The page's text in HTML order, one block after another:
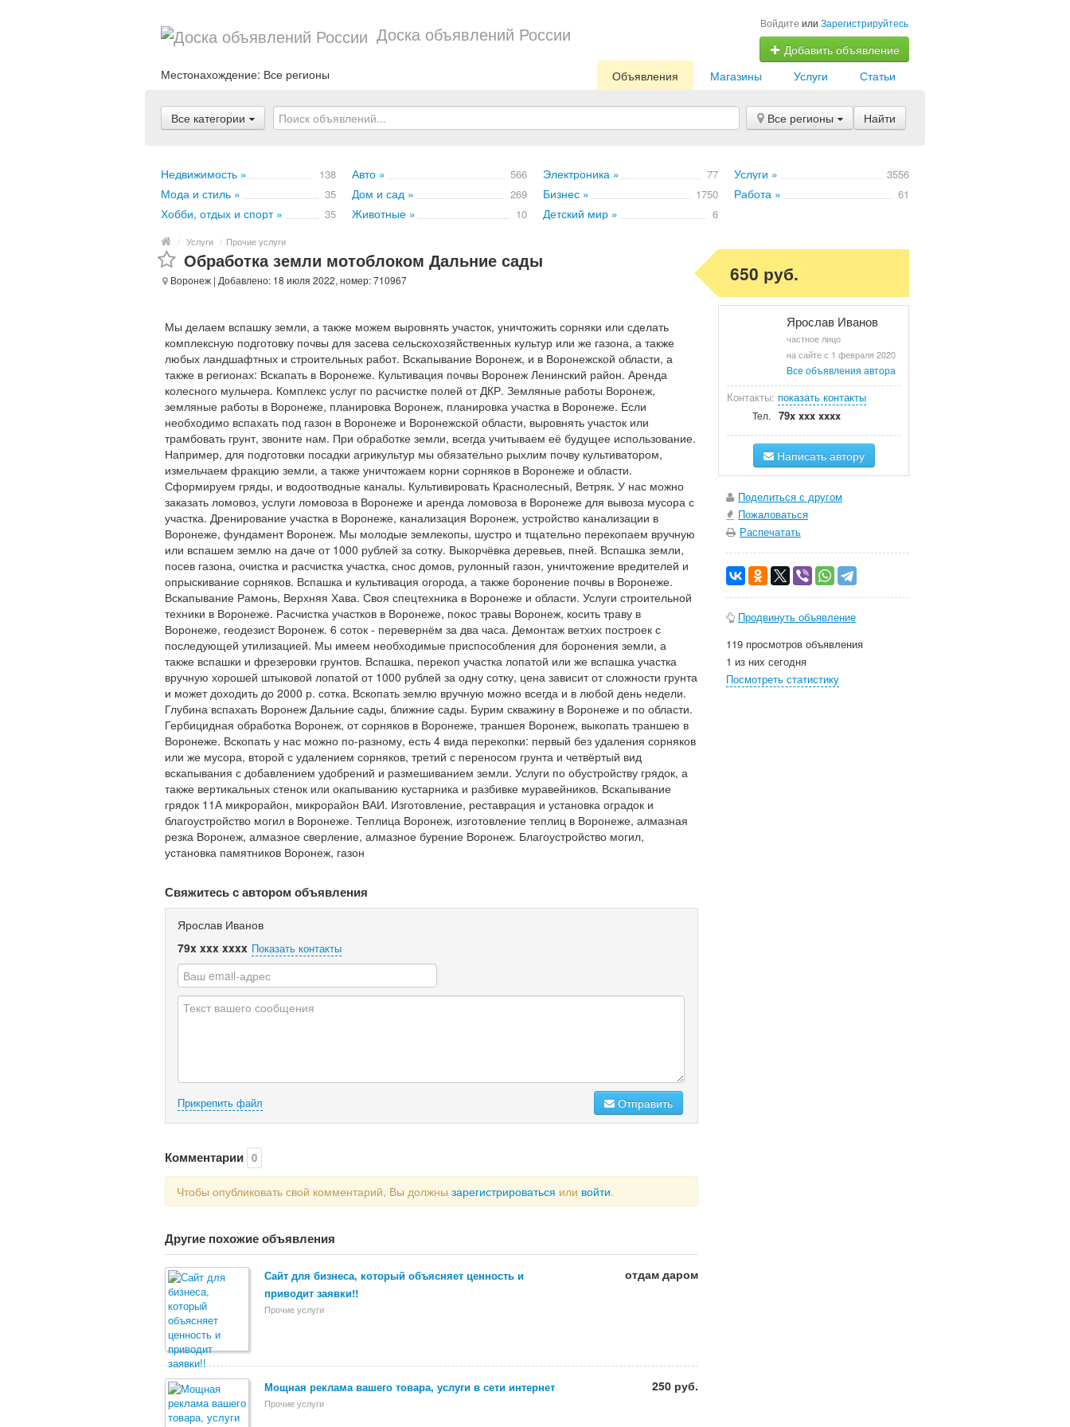
Доска объявлений России Войдите или Зарегистрируйтесь
Добавить объявление
Местонахождение: Все регионы Статьи
Услуги
Магазины
Объявления
Все категории Все регионы Найти
Недвижимость » 138 Авто » 566 Электроника » 77 Услуги » 3556
Мода и стиль » 35 Дом и сад » 269 Бизнес » 1750 Работа » 61
Хобби, отдых и спорт » 35 Животные » 10 Детский мир » 6
/ Услуги / Прочие услуги
Обработка земли мотоблоком Дальние сады
Воронеж | Добавлено: 18 июля 2022, номер: 710967
Мы делаем вспашку земли, а также можем выровнять участок, уничтожить сорняки или сделать
комплексную подготовку почвы для засева сельскохозяйственных культур или же газона, а также
любых ландшафтных и строительных работ. Вскапывание Воронеж, и в Воронежской области, а
также в регионах: Вскапать в Воронеже. Культивация почвы Воронеж Ленинский район. Аренда
колесного мульчера. Комплекс услуг по расчистке полей от ДКР. Земляные работы Воронеж,
земляные работы в Воронеже, планировка Воронеж, планировка участка в Воронеже. Если
необходимо вспахать под газон в Воронеже и Воронежской области, выровнять участок или
трамбовать грунт, звоните нам. При обработке земли, всегда учитываем её будущее использование.
Например, для подготовки посадки агрикультур мы обязательно рыхлим почву культиватором,
измельчаем фракцию земли, а также уничтожаем корни сорняков в Воронеже и области.
Сформируем гряды, и водоотводные каналы. Культивировать Краснолесный, Ветряк. У нас можно
заказать ломовоз, услуги ломовоза в Воронеже и аренда ломовоза в Воронеже для вывоза мусора с
участка. Дренирование участка в Воронеже, канализация Воронеж, устройство канализации в
Воронеже, фундамент Воронеж. Мы молодые землекопы, шустро и тщательно перекопаем вручную
или вспашем землю на даче от 1000 рублей за сотку. Выкорчёвка деревьев, пней. Вспашка земли,
посев газона, очистка и расчистка участка, снос домов, рулонный газон, уничтожение вредителей и
опрыскивание сорняков. Вспашка и культивация огорода, а также боронение почвы в Воронеже.
Вскапывание Рамонь, Верхняя Хава. Своя спецтехника в Воронеже и области. Услуги строительной
техники в Воронеже. Расчистка участков в Воронеже, покос травы Воронеж, косить траву в
Воронеже, геодезист Воронеж. 6 соток - перевернём за два часа. Демонтаж ветхих построек с
последующей утилизацией. Мы имеем необходимые приспособления для боронения земли, а
также вспашки и фрезеровки грунтов. Вспашка, перекоп участка лопатой или же вспашка участка
вручную хорошей штыковой лопатой от 1000 рублей за одну сотку, цена зависит от сложности грунта
и может доходить до 2000 р. сотка. Вскопать землю вручную можно всегда и в любой день недели.
Глубина вспахать Воронеж Дальние сады, ближние сады. Бурим скважину в Воронеже и по области.
Гербицидная обработка Воронеж, от сорняков в Воронеже, траншея Воронеж, выкопать траншею в
Воронеже. Вскопать у нас можно по-разному, есть 4 вида перекопки: первый без удаления сорняков
или же мусора, второй с удалением сорняков, третий с переносом грунта и четвёртый вид
вскапывания с добавлением удобрений и размешиванием земли. Услуги по обустройству грядок, а
также вертикальных стенок или окапыванию кустарника и разбивке муравейников. Вскапывание
грядок 11А микрорайон, микрорайон ВАИ. Изготовление, реставрация и установка оградок и
благоустройство могил в Воронеже. Теплица Воронеж, изготовление теплиц в Воронеже, алмазная
резка Воронеж, алмазное сверление, алмазное бурение Воронеж. Благоустройство могил,
установка памятников Воронеж, газон
Свяжитесь с автором объявления
Ярослав Иванов
79x xxx xxxx Показать контакты
Прикрепить файл Отправить
Комментарии 0
Чтобы опубликовать свой комментарий, Вы должны зарегистрироваться или войти.
Другие похожие объявления
Сайт для бизнеса, который объясняет ценность и
приводит заявки!!
Прочие услуги
отдам даром
Мощная реклама вашего товара, услуги в сети интернет
Прочие услуги
250 руб.
650 руб.
Ярослав Иванов
частное лицо
на сайте с 1 февраля 2020
Все объявления автора
Контакты: показать контакты
Тел. 79x xxx xxxx
Написать автору
Поделиться с другом
Пожаловаться
Распечатать
Продвинуть объявление
119 просмотров объявления
1 из них сегодня
Посмотреть статистику